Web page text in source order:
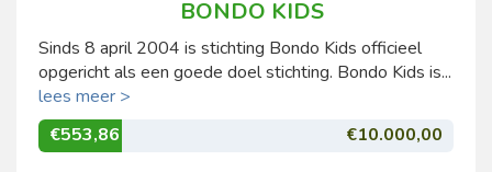
BONDO KIDS
Sinds 8 april 2004 is stichting Bondo Kids officieel
opgericht als een goede doel stichting. Bondo Kids is...
lees meer >
€553,86
€10.000,00